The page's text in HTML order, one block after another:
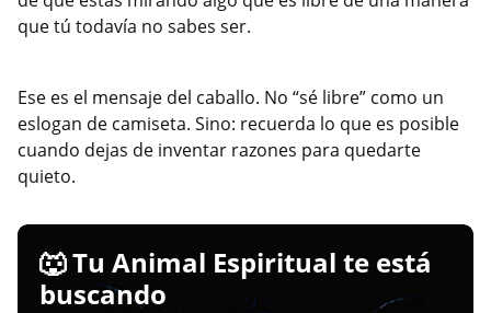
que tú todavía no sabes ser.
Ese es el mensaje del caballo. No “sé libre” como un
eslogan de camiseta. Sino: recuerda lo que es posible
cuando dejas de inventar razones para quedarte
quieto.
🐺 Tu Animal Espiritual te está
buscando